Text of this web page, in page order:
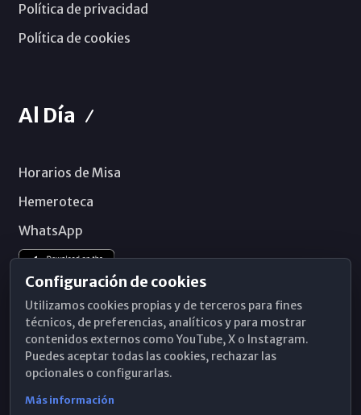
Política de privacidad
Política de cookies
Al Día
Horarios de Misa
Hemeroteca
WhatsApp
Configuración de cookies
Utilizamos cookies propias y de terceros para fines
técnicos, de preferencias, analíticos y para mostrar
contenidos externos como YouTube, X o Instagram.
Puedes aceptar todas las cookies, rechazar las
opcionales o configurarlas.
Más información